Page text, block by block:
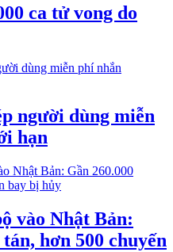
ca tử vong do
người dùng miễn
hạn
vào Nhật Bản:
hơn 500 chuyến